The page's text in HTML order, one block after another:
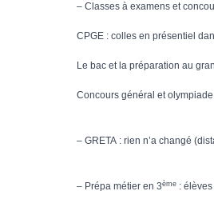
– Classes à examens et
CPGE : colles en présentiel
Le bac et la préparation au
Concours général et
– GRETA : rien n’a changé
– Prépa métier en 3ème :